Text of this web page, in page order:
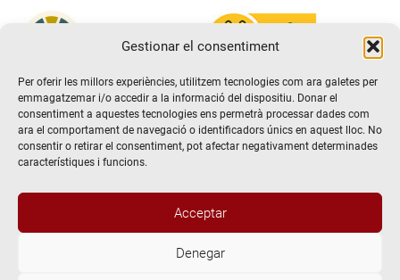
Gestionar el consentiment
Per oferir les millors experiències, utilitzem tecnologies com ara galetes per
emmagatzemar i/o accedir a la informació del dispositiu. Donar el
consentiment a aquestes tecnologies ens permetrà processar dades com
ara el comportament de navegació o identificadors únics en aquest lloc. No
consentir o retirar el consentiment, pot afectar negativament determinades
característiques i funcions.
Acceptar
Denegar
@2026 Escola de teatre El Timbal. Tots els drets reservats